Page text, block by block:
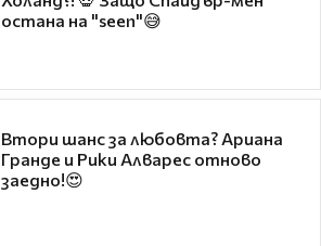
остана на "seen"😅
Втори шанс за любовта? Ариана
Гранде и Рики Алварес отново
заедно!😍